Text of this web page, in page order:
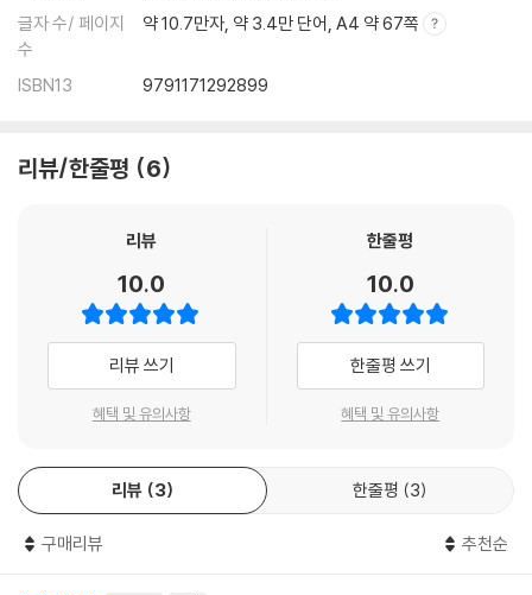
글자 수/ 페이지
수
약 10.7만자, 약 3.4만 단어, A4 약 67쪽
ISBN13 9791171292899
리뷰/한줄평 6
리뷰
10.0
리뷰 쓰기
혜택 및 유의사항
한줄평
10.0
한줄평 쓰기
혜택 및 유의사항
리뷰 3 한줄평 3
구매리뷰 추천순